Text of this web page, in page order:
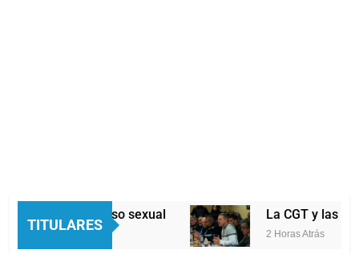
TITULARES
por abuso sexual La CGT y las dos
2 Horas Atrás